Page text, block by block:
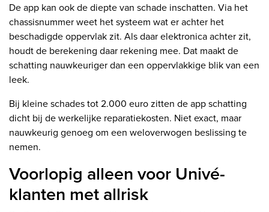
De app kan ook de diepte van schade inschatten. Via het
chassisnummer weet het systeem wat er achter het
beschadigde oppervlak zit. Als daar elektronica achter zit,
houdt de berekening daar rekening mee. Dat maakt de
schatting nauwkeuriger dan een oppervlakkige blik van een
leek.
Bij kleine schades tot 2.000 euro zitten de app schatting
dicht bij de werkelijke reparatiekosten. Niet exact, maar
nauwkeurig genoeg om een weloverwogen beslissing te
nemen.
Voorlopig alleen voor Univé-
klanten met allrisk